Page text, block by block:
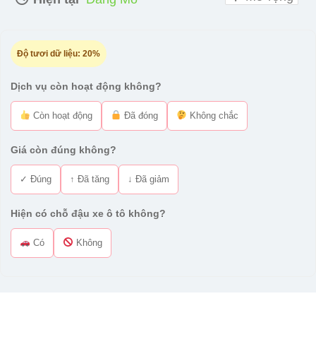
Độ tươi dữ liệu: 20%
Dịch vụ còn hoạt động không?
Còn hoạt động Đã đóng Không chắc
Giá còn đúng không?
✓ Đúng ↑ Đã tăng ↓ Đã giảm
Hiện có chỗ đậu xe ô tô không?
Có Không